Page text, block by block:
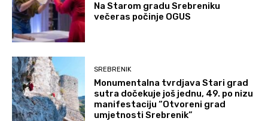
Na Starom gradu Srebreniku
večeras počinje OGUS
SREBRENIK
Monumentalna tvrdjava Stari grad
sutra dočekuje još jednu, 49. po nizu
manifestaciju “Otvoreni grad
umjetnosti Srebrenik”